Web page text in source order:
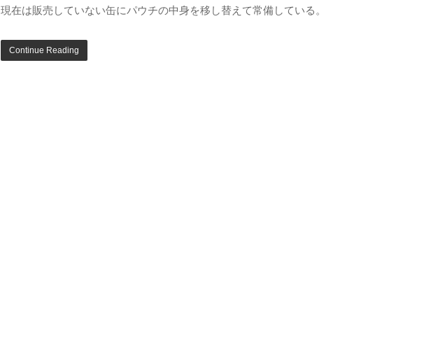
現在は販売していない缶にパウチの中身を移し替えて常備している。
Continue Reading